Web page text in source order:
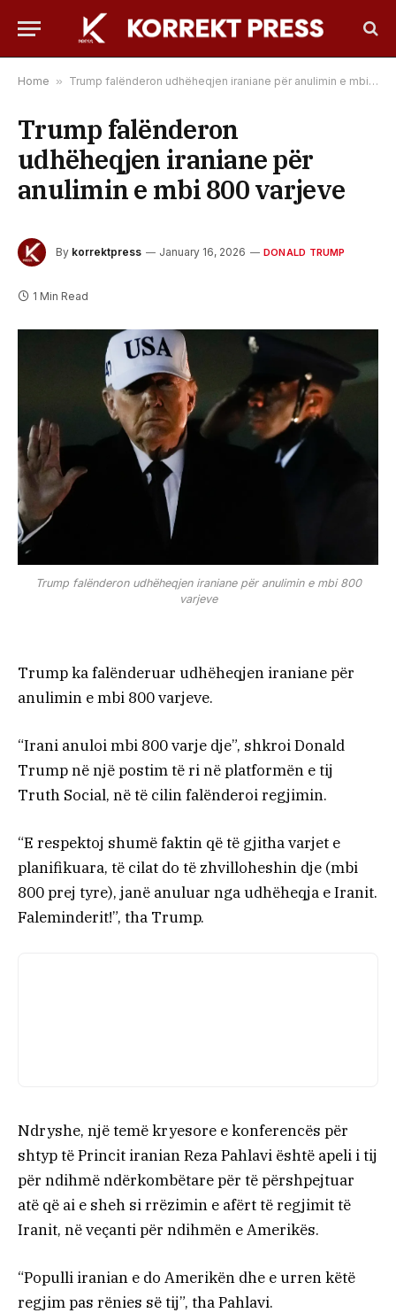
Home » Trump falënderon udhëheqjen iraniane për anulimin e mbi 800 varjeve
Trump falënderon
udhëheqjen iraniane për
anulimin e mbi 800 varjeve
By korrektpress January 16, 2026 DONALD TRUMP
1 Min Read
Trump falënderon udhëheqjen iraniane për anulimin e mbi 800
varjeve
Trump ka falënderuar udhëheqjen iraniane për
anulimin e mbi 800 varjeve.
“Irani anuloi mbi 800 varje dje”, shkroi Donald
Trump në një postim të ri në platformën e tij
Truth Social, në të cilin falënderoi regjimin.
“E respektoj shumë faktin që të gjitha varjet e
planifikuara, të cilat do të zhvilloheshin dje (mbi
800 prej tyre), janë anuluar nga udhëheqja e Iranit.
Faleminderit!”, tha Trump.
Ndryshe, një temë kryesore e konferencës për
shtyp të Princit iranian Reza Pahlavi është apeli i tij
për ndihmë ndërkombëtare për të përshpejtuar
atë që ai e sheh si rrëzimin e afërt të regjimit të
Iranit, në veçanti për ndihmën e Amerikës.
“Populli iranian e do Amerikën dhe e urren këtë
regjim pas rënies së tij”, tha Pahlavi.